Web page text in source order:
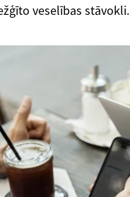
veselības stāvokli.